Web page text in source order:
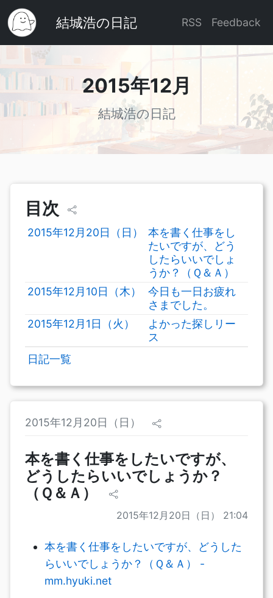
結城浩の日記 RSS Feedback
2015年12月
結城浩の日記
目次
2015年12月20日（日）
本を書く仕事をし
たいですが、どう
したらいいでしょ
うか？（Ｑ＆Ａ）
2015年12月10日（木）
今日も一日お疲れ
さまでした。
2015年12月1日（火）
よかった探しリー
ス
日記一覧
2015年12月20日（日）
本を書く仕事をしたいですが、
どうしたらいいでしょうか？
（Ｑ＆Ａ）
2015年12月20日（日） 21:04
本を書く仕事をしたいですが、どうした
らいいでしょうか？（Ｑ＆Ａ） -
mm.hyuki.net